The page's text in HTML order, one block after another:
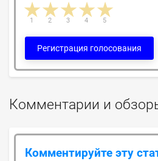
4 stars
3 stars
2 stars
1 star 5
4
3
2
1
Регистрация голосования
Комментарии и
Комментируйте эту